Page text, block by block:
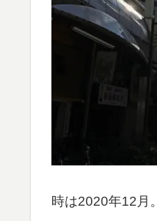
時は2020年12月。